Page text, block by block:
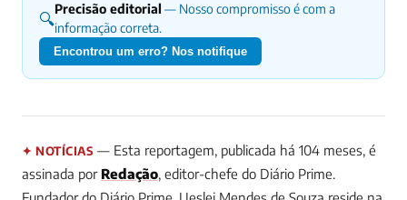
🔍Precisão editorial — Nosso compromisso é com a
informação correta.
Encontrou um erro? Nos notifique
✦ NOTÍCIAS — Esta reportagem, publicada há 104 meses, é
assinada por Redação, editor-chefe do Diário Prime.